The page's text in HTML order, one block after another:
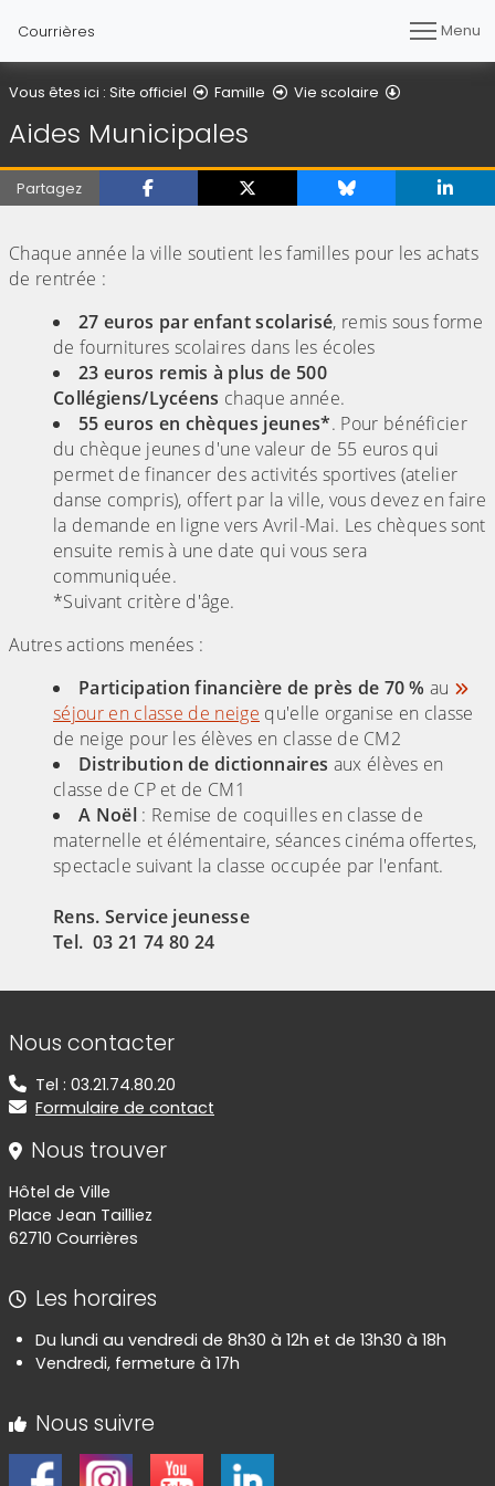
Courrières Menu
Vous êtes ici : Site officiel Famille Vie scolaire
Aides Municipales
Partagez
Chaque année la ville soutient les familles pour les achats
de rentrée :
27 euros par enfant scolarisé, remis sous forme
de fournitures scolaires dans les écoles
23 euros remis à plus de 500
Collégiens/Lycéens chaque année.
55 euros en chèques jeunes*. Pour bénéficier
du chèque jeunes d'une valeur de 55 euros qui
permet de financer des activités sportives (atelier
danse compris), offert par la ville, vous devez en faire
la demande en ligne vers Avril-Mai. Les chèques sont
ensuite remis à une date qui vous sera
communiquée.
*Suivant critère d'âge.
Autres actions menées :
Participation financière de près de 70 %au
séjour en classe de neige qu'elle organise en classe
de neige pour les élèves en classe de CM2
Distribution de dictionnaires aux élèves en
classe de CP et de CM1
A Noël : Remise de coquilles en classe de
maternelle et élémentaire, séances cinéma offertes,
spectacle suivant la classe occupée par l'enfant.
Rens. Service jeunesse
Tel. 03 21 74 80 24
Informations de contact
Nous contacter
Tel : 03.21.74.80.20
Formulaire de contact
Nous trouver
Hôtel de Ville
Place Jean Tailliez
62710 Courrières
Les horaires
Du lundi au vendredi de 8h30 à 12h et de 13h30 à 18h
Vendredi, fermeture à 17h
Nous suivre